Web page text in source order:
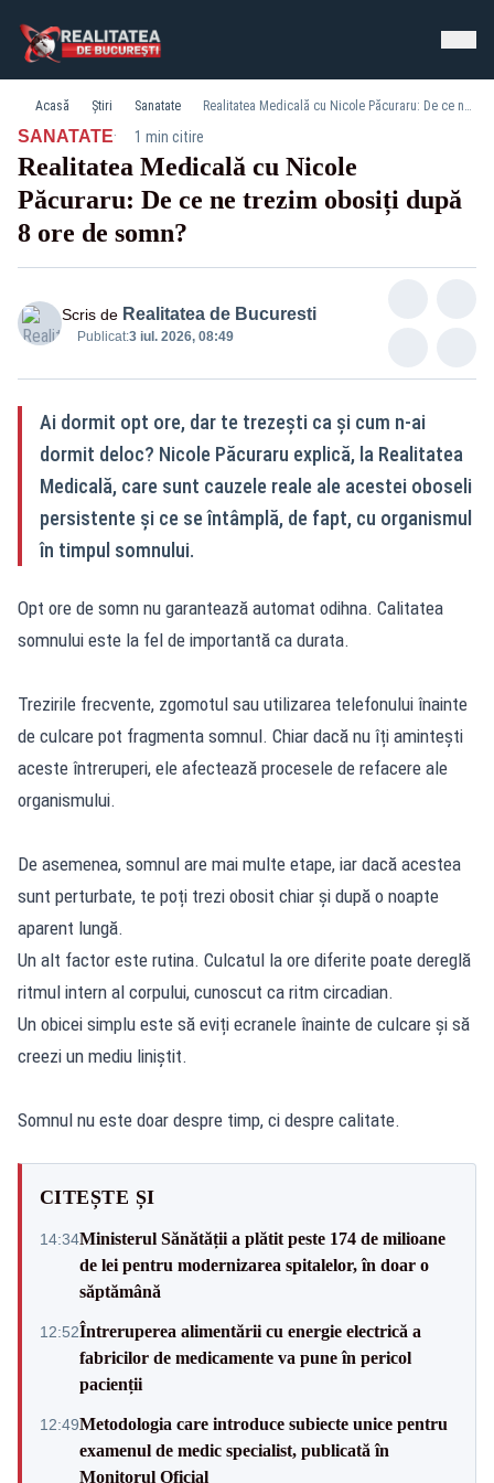
Acasă Știri Sanatate Realitatea Medicală cu Nicole Păcuraru: De ce ne trezim obosiți după 8 ore de somn?
SANATATE· 1 min citire
Realitatea Medicală cu Nicole
Păcuraru: De ce ne trezim obosiți după
8 ore de somn?
Scris de Realitatea de Bucuresti
Publicat:3 iul. 2026, 08:49
Ai dormit opt ore, dar te trezești ca și cum n-ai
dormit deloc? Nicole Păcuraru explică, la Realitatea
Medicală, care sunt cauzele reale ale acestei oboseli
persistente și ce se întâmplă, de fapt, cu organismul
în timpul somnului.
Opt ore de somn nu garantează automat odihna. Calitatea
somnului este la fel de importantă ca durata.
Trezirile frecvente, zgomotul sau utilizarea telefonului înainte
de culcare pot fragmenta somnul. Chiar dacă nu îți amintești
aceste întreruperi, ele afectează procesele de refacere ale
organismului.
De asemenea, somnul are mai multe etape, iar dacă acestea
sunt perturbate, te poți trezi obosit chiar și după o noapte
aparent lungă.
Un alt factor este rutina. Culcatul la ore diferite poate dereglă
ritmul intern al corpului, cunoscut ca ritm circadian.
Un obicei simplu este să eviți ecranele înainte de culcare și să
creezi un mediu liniștit.
Somnul nu este doar despre timp, ci despre calitate.
CITEȘTE ȘI
14:34Ministerul Sănătății a plătit peste 174 de milioane
de lei pentru modernizarea spitalelor, în doar o
săptămână
12:52Întreruperea alimentării cu energie electrică a
fabricilor de medicamente va pune în pericol
pacienții
12:49Metodologia care introduce subiecte unice pentru
examenul de medic specialist, publicată în
Monitorul Oficial